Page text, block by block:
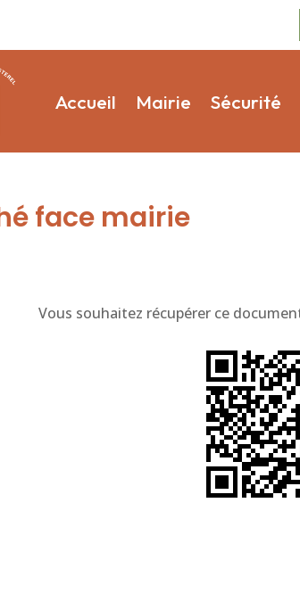
Accueil Mairie Sécurité
face mairie
Vous souhaitez récupérer ce